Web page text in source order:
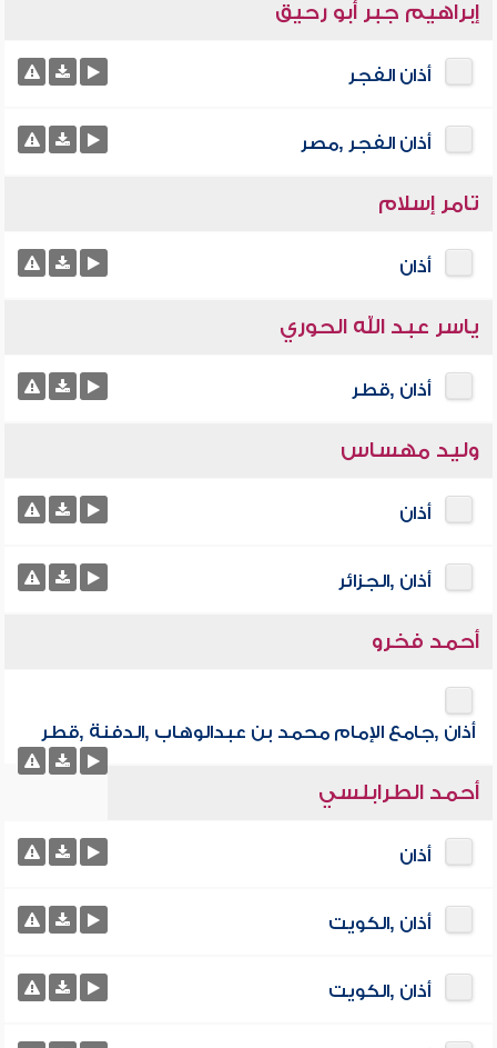
إبراهيم جبر أبو رحيق
أذان الفجر
أذان الفجر ,مصر
تامر إسلام
أذان
ياسر عبد الله الحوري
أذان ,قطر
وليد مهساس
أذان
أذان ,الجزائر
أحمد فخرو
أذان ,جامع الإمام محمد بن عبدالوهاب ,الدفنة ,قطر
أحمد الطرابلسي
أذان
أذان ,الكويت
أذان ,الكويت